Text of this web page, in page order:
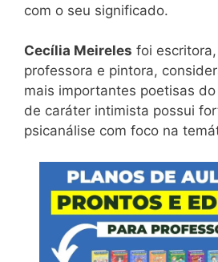
com o seu significado.
Cecília Meireles foi
professora e pintora,
mais importantes poetisas
de caráter intimista possui
psicanálise com foco na